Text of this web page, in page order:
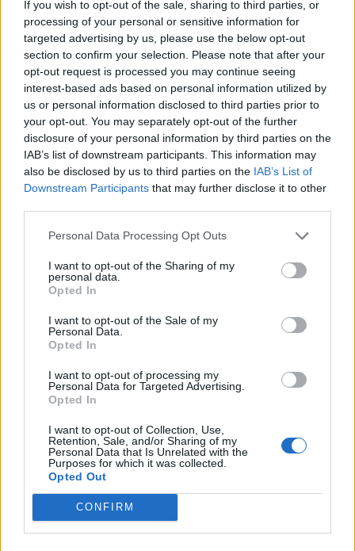
If you wish to opt-out of the sale, sharing to third parties, or
processing of your personal or sensitive information for
targeted advertising by us, please use the below opt-out
section to confirm your selection. Please note that after your
opt-out request is processed you may continue seeing
interest-based ads based on personal information utilized by
us or personal information disclosed to third parties prior to
your opt-out. You may separately opt-out of the further
disclosure of your personal information by third parties on the
IAB’s list of downstream participants. This information may
also be disclosed by us to third parties on the IAB’s List of
Downstream Participants that may further disclose it to other
Personal Data Processing Opt Outs
I want to opt-out of the Sharing of my
personal data.
Opted In
I want to opt-out of the Sale of my
Personal Data.
Opted In
I want to opt-out of processing my
Personal Data for Targeted Advertising.
Opted In
I want to opt-out of Collection, Use,
Retention, Sale, and/or Sharing of my
Personal Data that Is Unrelated with the
Purposes for which it was collected.
Opted Out
CONFIRM
Sommerkoncert med De Vilde Kaniner Flaget blev
Andre læser også
Aktuelt
rådighed - for alle
Shopping
meldt sig ind